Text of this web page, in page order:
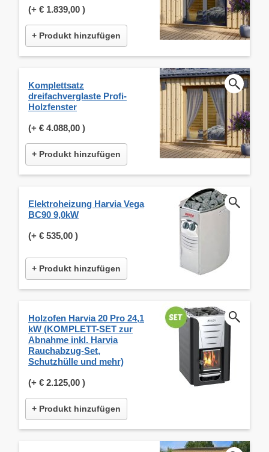
(+ € 1.839,00 )
+ Produkt hinzufügen
Komplettsatz
dreifachverglaste Profi-
Holzfenster
(+ € 4.088,00 )
+ Produkt hinzufügen
Elektroheizung Harvia Vega
BC90 9,0kW
(+ € 535,00 )
+ Produkt hinzufügen
Holzofen Harvia 20 Pro 24,1
kW (KOMPLETT-SET zur
Abnahme inkl. Harvia
Rauchabzug-Set,
Schutzhülle und mehr)
(+ € 2.125,00 )
+ Produkt hinzufügen